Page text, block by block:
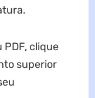
PDF, clique
superior